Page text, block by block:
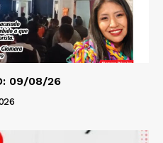
09/08/26